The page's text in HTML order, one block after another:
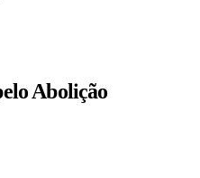
Abolição